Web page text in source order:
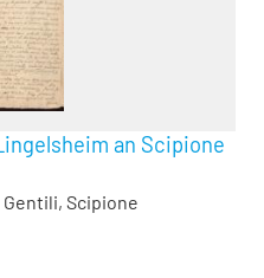
an Scipione
Gentili, Scipione